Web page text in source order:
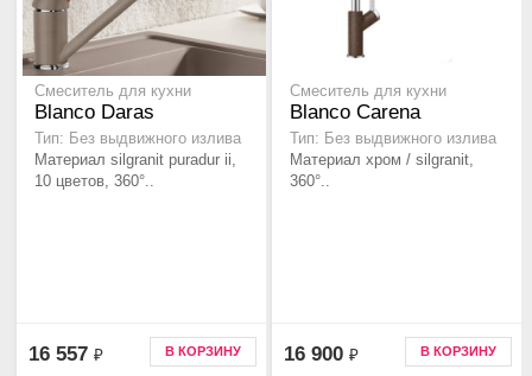
Смеситель для кухни
Blanco Daras
Тип: Без выдвижного излива
Материал silgranit puradur ii,
10 цветов, 360°..
16 557 ₽ В КОРЗИНУ
Смеситель для кухни
Blanco Carena
Тип: Без выдвижного излива
Материал хром / silgranit,
360°..
16 900 ₽ В КОРЗИНУ